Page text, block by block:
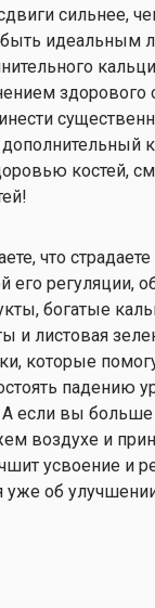
сильнее,
идеальным
здорового
костей,
что страдаете
его регуляции,
богатые
и листовая
которые
падению
А если вы
воздухе и
усвоение и
уже об